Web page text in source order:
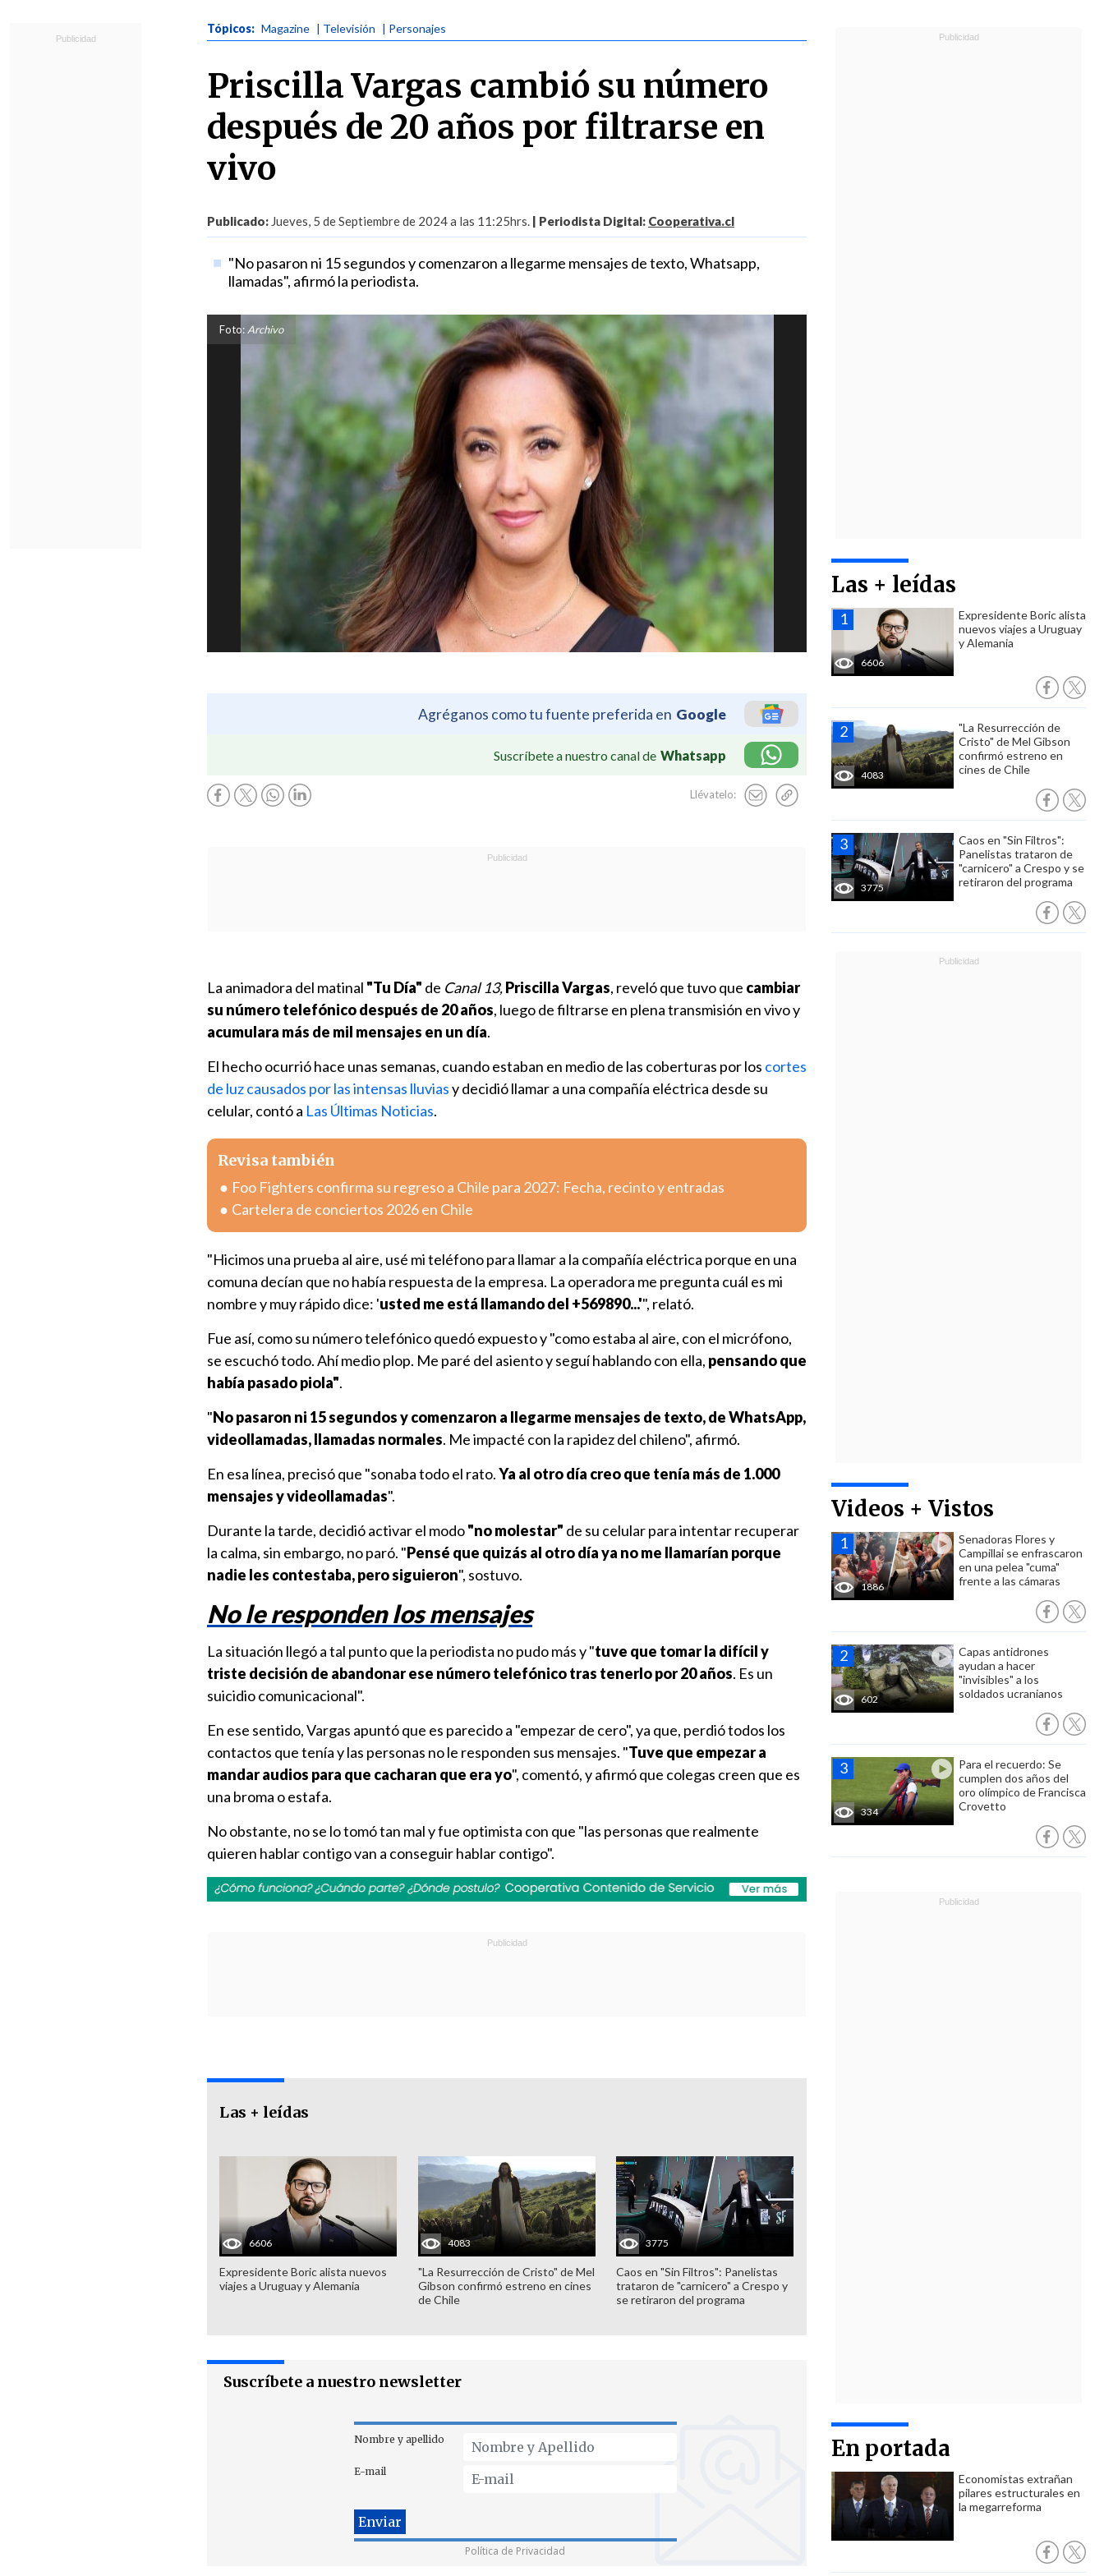
Tópicos: Magazine | Televisión | Personajes
Priscilla Vargas cambió su número
después de 20 años por filtrarse en
vivo
Publicado: Jueves, 5 de Septiembre de 2024 a las 11:25hrs. | Periodista Digital: Cooperativa.cl
"No pasaron ni 15 segundos y comenzaron a llegarme mensajes de texto, Whatsapp,
llamadas", afirmó la periodista.
Foto: Archivo
Agréganos como tu fuente preferida en Google
Suscríbete a nuestro canal de Whatsapp
Llévatelo:
Las + leídas
6606
Expresidente Boric alista
nuevos viajes a Uruguay
y Alemania
4083
"La Resurrección de
Cristo" de Mel Gibson
confirmó estreno en
cines de Chile
3775
Caos en "Sin Filtros":
Panelistas trataron de
"carnicero" a Crespo y se
retiraron del programa
Videos + Vistos
1886
Senadoras Flores y
Campillai se enfrascaron
en una pelea "cuma"
frente a las cámaras
602
Capas antidrones
ayudan a hacer
"invisibles" a los
soldados ucranianos
334
Para el recuerdo: Se
cumplen dos años del
oro olímpico de Francisca
Crovetto
En portada
Economistas extrañan
pilares estructurales en
la megarreforma
La animadora del matinal "Tu Día" de Canal 13,Priscilla Vargas, reveló que tuvo que cambiar
su número telefónico después de 20 años, luego de filtrarse en plena transmisión en vivo y
acumulara más de mil mensajes en un día.
El hecho ocurrió hace unas semanas, cuando estaban en medio de las coberturas por los cortes
de luz causados por las intensas lluviasy decidió llamar a una compañía eléctrica desde su
celular, contó a Las Últimas Noticias.
Revisa también
Foo Fighters confirma su regreso a Chile para 2027: Fecha, recinto y entradas
Cartelera de conciertos 2026 en Chile
"Hicimos una prueba al aire, usé mi teléfono para llamar a la compañía eléctrica porque en una
comuna decían que no había respuesta de la empresa. La operadora me pregunta cuál es mi
nombre y muy rápido dice: 'usted me está llamando del +569890...'", relató.
Fue así, como su número telefónico quedó expuesto y "como estaba al aire, con el micrófono,
se escuchó todo. Ahí medio plop. Me paré del asiento y seguí hablando con ella, pensando que
había pasado piola".
"No pasaron ni 15 segundos y comenzaron a llegarme mensajes de texto, de WhatsApp,
videollamadas, llamadas normales. Me impacté con la rapidez del chileno", afirmó.
En esa línea, precisó que "sonaba todo el rato.Ya al otro día creo que tenía más de 1.000
mensajes y videollamadas".
Durante la tarde, decidió activar el modo"no molestar" de su celular para intentar recuperar
la calma, sin embargo, no paró. "Pensé que quizás al otro día ya no me llamarían porque
nadie les contestaba, pero siguieron", sostuvo.
No le responden los mensajes
La situación llegó a tal punto que la periodista no pudo más y "tuve que tomar la difícil y
triste decisión de abandonar ese número telefónico tras tenerlo por 20 años. Es un
suicidio comunicacional".
En ese sentido, Vargas apuntó que es parecido a "empezar de cero", ya que, perdió todos los
contactos que tenía y las personas no le responden sus mensajes. "Tuve que empezar a
mandar audios para que cacharan que era yo", comentó, y afirmó que colegas creen que es
una broma o estafa.
No obstante, no se lo tomó tan mal y fue optimista con que "las personas que realmente
quieren hablar contigo van a conseguir hablar contigo".
Las + leídas
6606
Expresidente Boric alista nuevos
viajes a Uruguay y Alemania
4083
"La Resurrección de Cristo" de Mel
Gibson confirmó estreno en cines
de Chile
3775
Caos en "Sin Filtros": Panelistas
trataron de "carnicero" a Crespo y
se retiraron del programa
Suscríbete a nuestro newsletter
Nombre y apellido
E-mail
Política de Privacidad